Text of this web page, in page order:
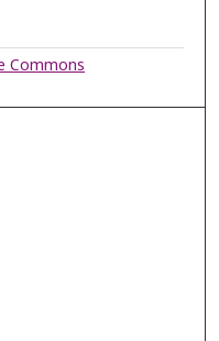
Commons